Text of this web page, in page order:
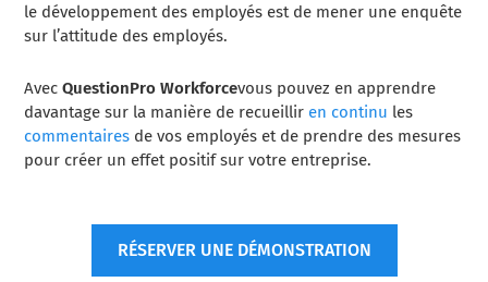
le développement des employés est de mener une enquête
sur l’attitude des employés.
AvecQuestionPro Workforcevous pouvez en apprendre
davantage sur la manière de recueillir en continu les
commentaires de vos employés et de prendre des mesures
pour créer un effet positif sur votre entreprise.
RÉSERVER UNE DÉMONSTRATION